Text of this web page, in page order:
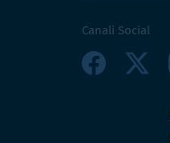
Canali Social